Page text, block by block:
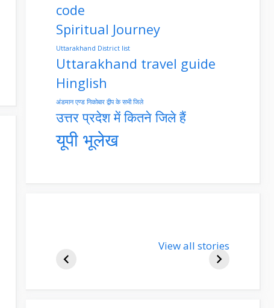
code
Spiritual Journey
Uttarakhand District list
Uttarakhand travel guide
Hinglish
अंडमान एण्ड निकोबार द्वीप के सभी जिले
उत्तर प्रदेश में कितने जिले हैं
यूपी भूलेख
bjp-india-
biography
View all stories